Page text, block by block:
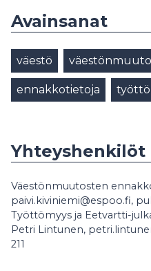
Avainsanat
väestö
ennakkotietoja
Yhteyshenkilöt
Väestönmuutosten
paivi.kiviniemi@espoo.fi,
Työttömyys ja Eetvartti-
Petri Lintunen,
211